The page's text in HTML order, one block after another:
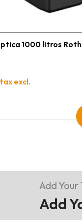
1000 litros
excl.
Add
Add